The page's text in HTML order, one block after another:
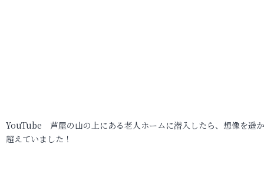
YouTube 芦屋の山の上にある老人ホームに潜入したら、想像を遥
超えていました！